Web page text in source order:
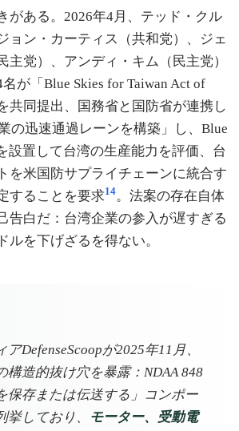
がある。2026年4月、テッド・クル
ョン・カーティス（共和党）、ジェ
主党）、アンディ・キム（民主党）
が「Blue Skies for Taiwan Act of
共同提出、国務省と国防省が連携し
の迅速通過レーンを構築」し、Blue
設置して台湾の生産能力を評価、台
を米国防サプライチェーンに統合す
することを要求14。法案の存在自体
告白だ：台湾企業の参入が遅すぎる
ルを下げざるを得ない。
DefenseScoopが2025年11月、
構造的抜け穴を暴露：NDAA 848
保存または伝送する」コンポー
挙しており、
モーター、受動電